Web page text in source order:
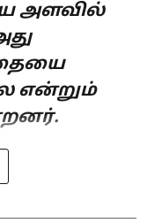
அளவில்
என்றும்